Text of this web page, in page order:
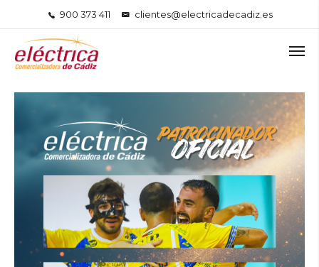
900 373 411 clientes@electricadecadiz.es